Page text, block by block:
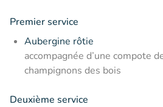
Premier service
Aubergine rôtie
accompagnée d’une compote
champignons des bois
Deuxième service